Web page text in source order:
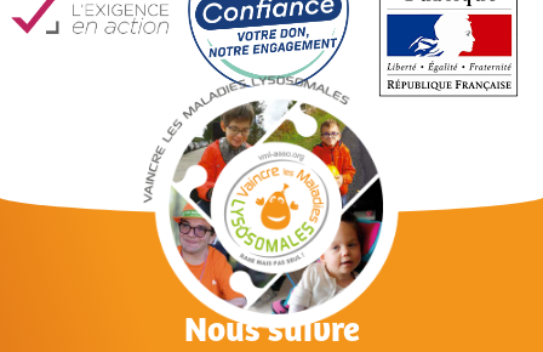
Nous suivre